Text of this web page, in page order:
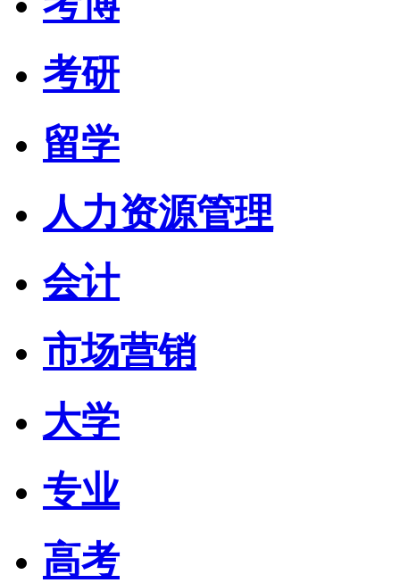
考研
留学
人力资源管理
会计
市场营销
大学
专业
高考